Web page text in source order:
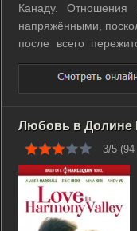
Канаду. Отношения
напряжёнными,
после всего
Опытный архитектор
Нину приходится
...
Любовь в Долине
3/5 (94